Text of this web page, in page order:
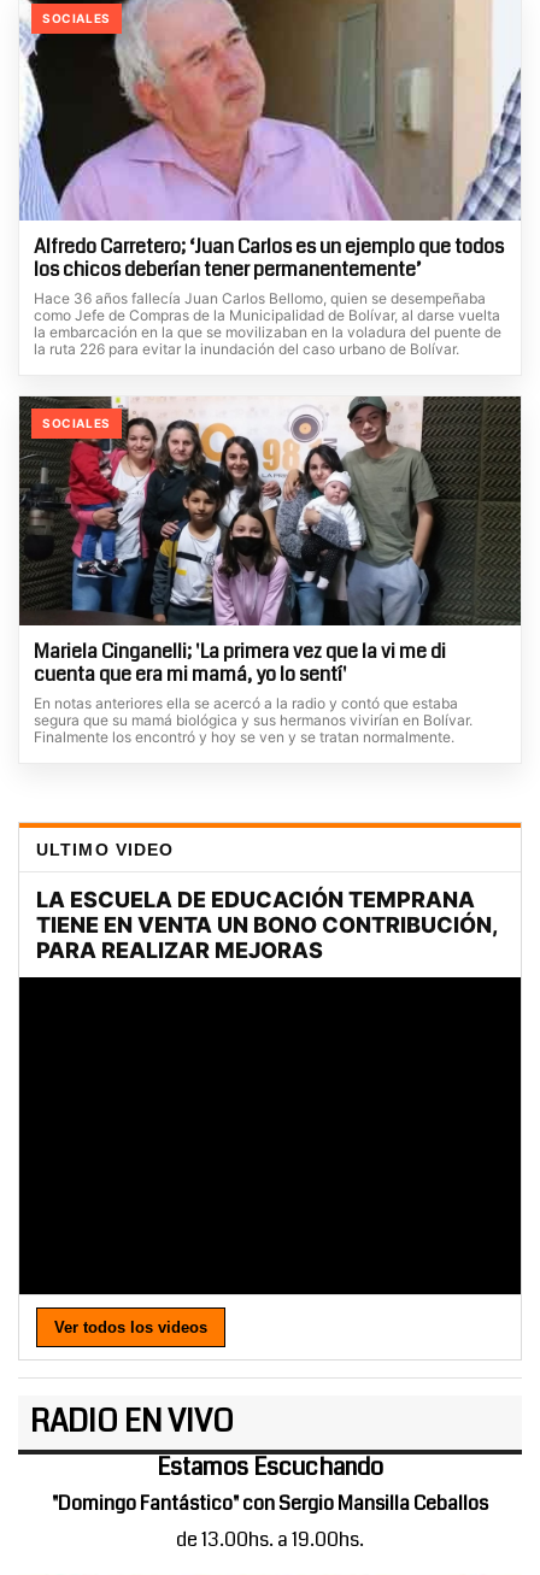
SOCIALES
Alfredo Carretero; ‘Juan Carlos es un ejemplo que todos
los chicos deberían tener permanentemente’
Hace 36 años fallecía Juan Carlos Bellomo, quien se desempeñaba
como Jefe de Compras de la Municipalidad de Bolívar, al darse vuelta
la embarcación en la que se movilizaban en la voladura del puente de
la ruta 226 para evitar la inundación del caso urbano de Bolívar.
SOCIALES
Mariela Cinganelli; 'La primera vez que la vi me di
cuenta que era mi mamá, yo lo sentí'
En notas anteriores ella se acercó a la radio y contó que estaba
segura que su mamá biológica y sus hermanos vivirían en Bolívar.
Finalmente los encontró y hoy se ven y se tratan normalmente.
ULTIMO VIDEO
Ver todos los videos
RADIO EN VIVO
Estamos Escuchando
"Domingo Fantástico" con Sergio Mansilla Ceballos
de 13.00hs. a 19.00hs.